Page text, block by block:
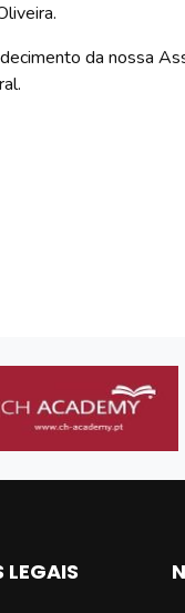
da nossa
LEGAIS